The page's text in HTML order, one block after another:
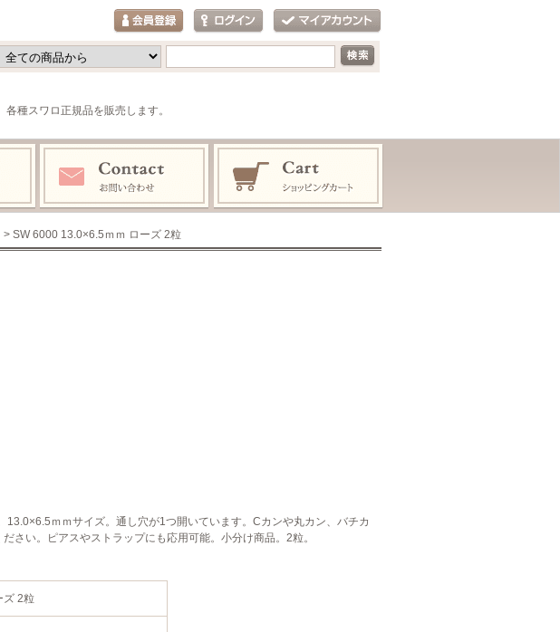
種スワロ正規品を販売します。
> SW 6000 13.0×6.5ｍｍ ローズ 2粒
ｍｍサイズ。通し穴が1つ開いています。Cカンや丸カン、バチカ
さい。ピアスやストラップにも応用可能。小分け商品。2粒。
ズ 2粒